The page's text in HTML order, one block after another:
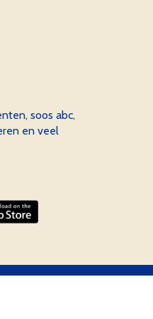
soos abc,
en veel